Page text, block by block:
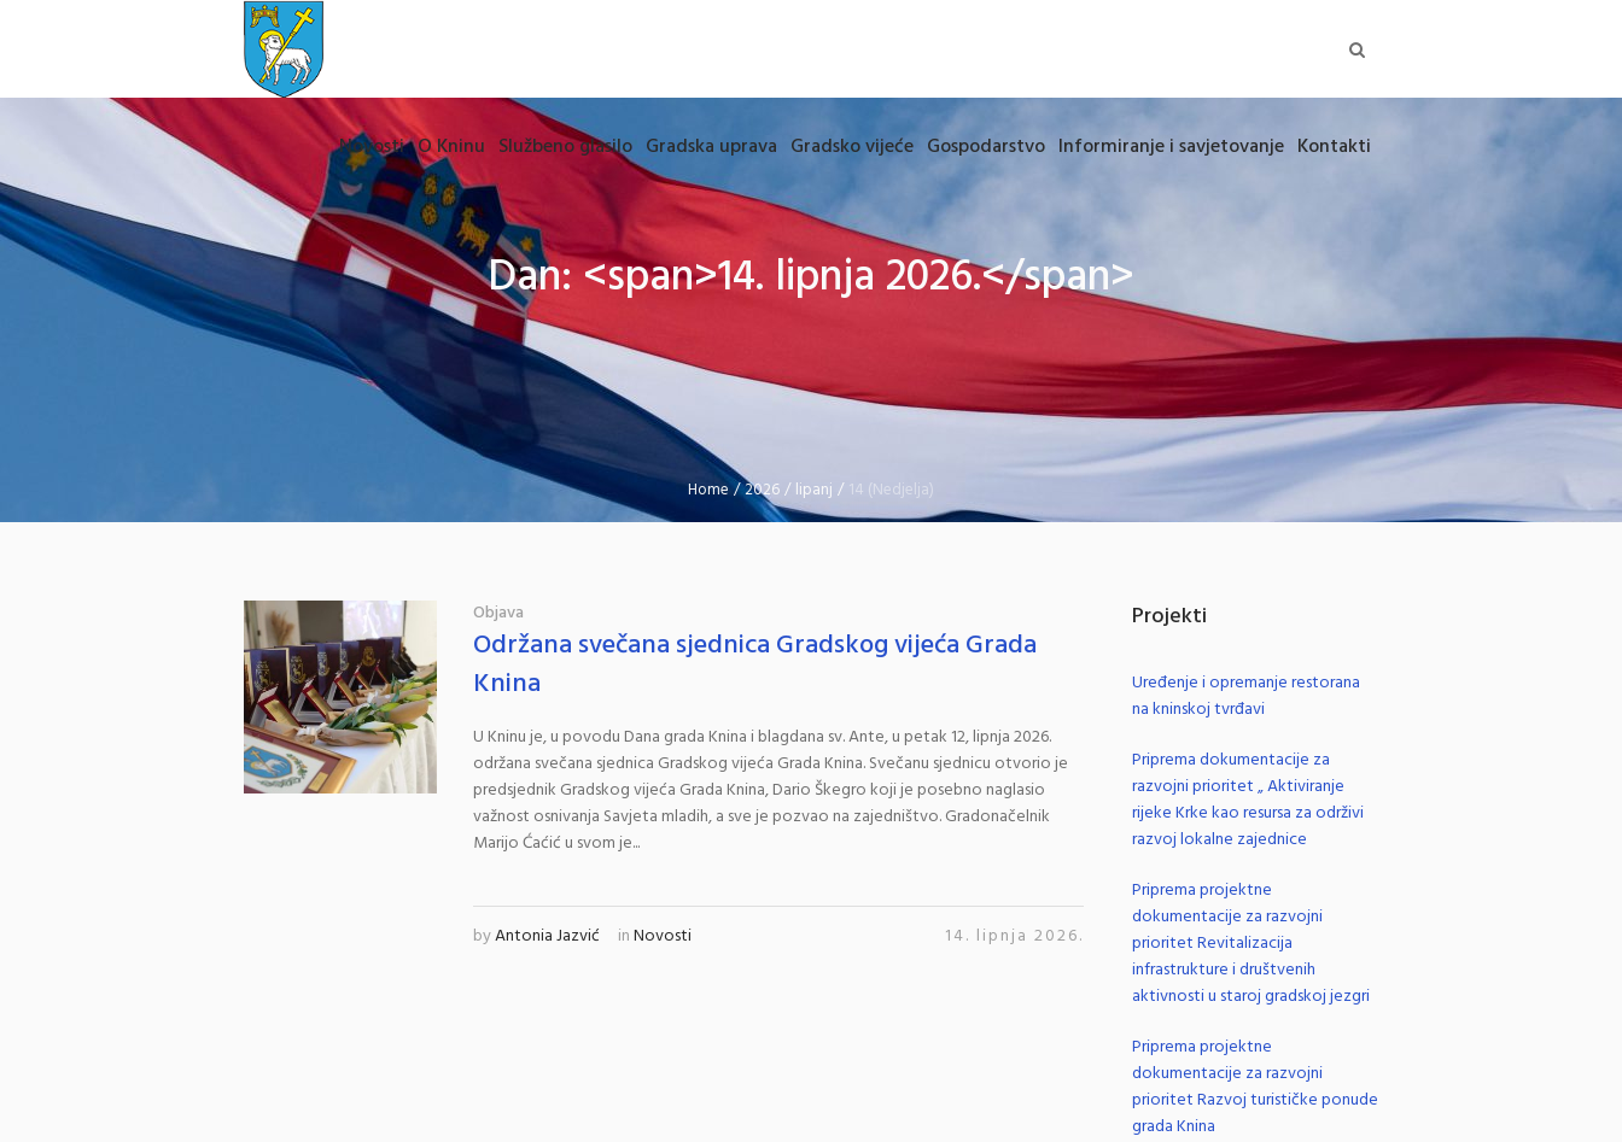
Novosti O Kninu Službeno glasilo Gradska uprava Gradsko vijeće Gospodarstvo Informiranje i savjetovanje Kontakti
Dan: <span>14. lipnja 2026.</span>
Home /2026/lipanj /14 (Nedjelja)
Objava
Održana svečana sjednica Gradskog vijeća Grada
Knina
U Kninu je, u povodu Dana grada Knina i blagdana sv. Ante, u petak 12, lipnja 2026.
održana svečana sjednica Gradskog vijeća Grada Knina. Svečanu sjednicu otvorio je
predsjednik Gradskog vijeća Grada Knina, Dario Škegro koji je posebno naglasio
važnost osnivanja Savjeta mladih, a sve je pozvao na zajedništvo. Gradonačelnik
Marijo Ćaćić u svom je...
byAntonia Jazvić inNovosti 14. lipnja 2026.
Projekti
Uređenje i opremanje restorana
na kninskoj tvrđavi
Priprema dokumentacije za
razvojni prioritet „ Aktiviranje
rijeke Krke kao resursa za održivi
razvoj lokalne zajednice
Priprema projektne
dokumentacije za razvojni
prioritet Revitalizacija
infrastrukture i društvenih
aktivnosti u staroj gradskoj jezgri
Priprema projektne
dokumentacije za razvojni
prioritet Razvoj turističke ponude
grada Knina